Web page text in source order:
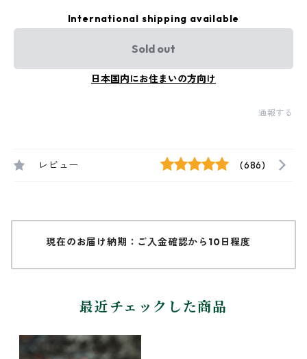
International shipping available
Sold out
日本国内にお住まいの方向け
通報する
レビュー (686)
現在のお届け納期：ご入金確認から10日程度
最近チェックした商品